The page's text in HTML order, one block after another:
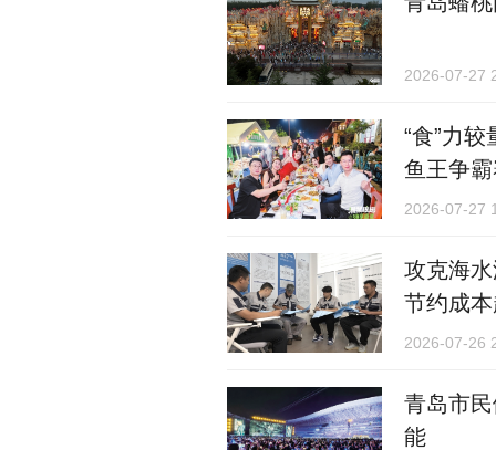
2026-07-27
“食”力
鱼王争
2026-07-27
攻克海
节约成
2026-07-26
青岛市
能